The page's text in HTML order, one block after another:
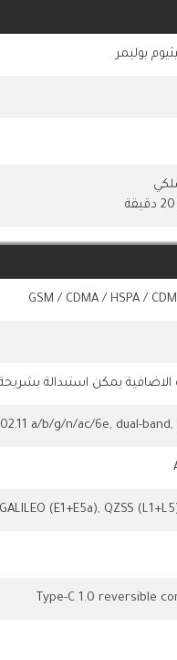
GSM / CDMA / HSPA /
يمكن استبدالة بشريحة